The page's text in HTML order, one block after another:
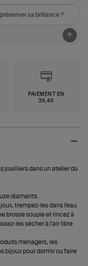
sa brillance ?
PAIEMENT EN
3X,4X
joailliers dans un atelier du
diamants.
trempez-les dans l'eau
brosse souple et rincez à
les sécher à l'air libre
ménagers, les
bijoux pour dormir ou faire